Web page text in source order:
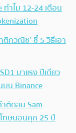
ทำไม 12-24 เดือน
กวณิช’ ชี้ 5 วิธีเอา
มาแรง ปีเดียว
บน Binance
ตัดสิน Sam
ทษนอนคุก 25 ปี